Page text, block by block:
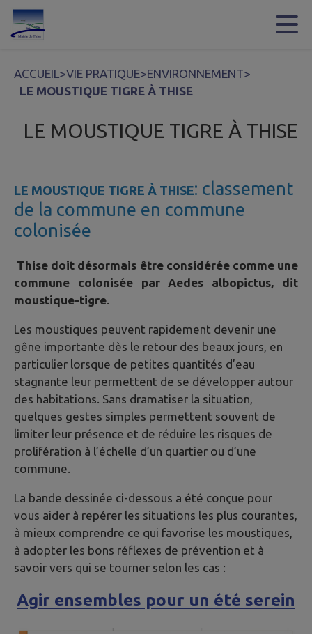
Contenu
ACCUEIL>VIE PRATIQUE>ENVIRONNEMENT>
LE MOUSTIQUE TIGRE À THISE
LE MOUSTIQUE TIGRE À THISE
LE MOUSTIQUE TIGRE À THISE: classement
de la commune en commune
colonisée
Thise doit désormais être considérée comme une
commune colonisée par Aedes albopictus, dit
moustique-tigre
Les moustiques peuvent rapidement devenir une
gêne importante dès le retour des beaux jours, en
particulier lorsque de petites quantités d’eau
stagnante leur permettent de se développer autour
des habitations. Sans dramatiser la situation,
quelques gestes simples permettent souvent de
limiter leur présence et de réduire les risques de
prolifération à l’échelle d’un quartier ou d’une
commune.
La bande dessinée ci-dessous a été conçue pour
vous aider à repérer les situations les plus courantes,
à mieux comprendre ce qui favorise les moustiques,
à adopter les bons réflexes de prévention et à
savoir vers qui se tourner selon les cas :
Agir ensembles pour un été serein